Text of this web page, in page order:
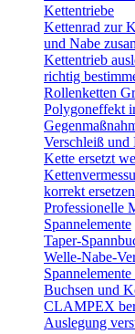
Kettentriebe
Kettenrad zur
und Nabe
Kettentrieb
richtig
Rollenketten
Polygoneffekt
Verschleiß und
Kette ersetzt
korrekt ersetzen
Professionelle
Spannelemente
Taper-
Welle-Nabe-
Buchsen und
CLAMPEX
Auslegung